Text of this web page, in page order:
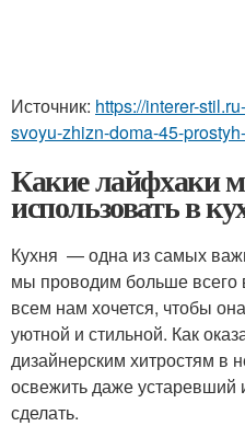
Источник: https://interer-
svoyu-zhizn-doma-45-
Какие лайфхаки
использовать в
Кухня — одна из самых
мы проводим больше всего
всем нам хочется, чтобы
уютной и стильной. Как
дизайнерским хитростям в
освежить даже устаревший
сделать.